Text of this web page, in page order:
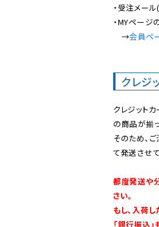
・受注メー
・MYペー
→会員ペ
クレジ
クレジット
の商品が揃
そのため、
て発送させ
都度発送や
さい。
もし、入荷
「銀行振込